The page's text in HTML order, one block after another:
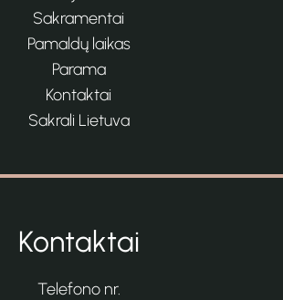
Sakramentai
Pamaldų laikas
Parama
Kontaktai
Sakrali Lietuva
Kontaktai
Telefono nr.